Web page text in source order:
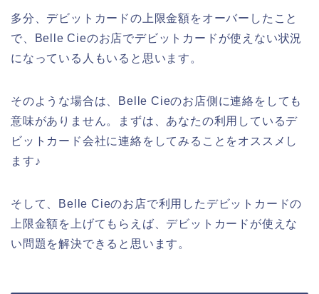
多分、デビットカードの上限金額をオーバーしたこと
で、Belle Cieのお店でデビットカードが使えない状況
になっている人もいると思います。
そのような場合は、Belle Cieのお店側に連絡をしても
意味がありません。まずは、あなたの利用しているデ
ビットカード会社に連絡をしてみることをオススメし
ます♪
そして、Belle Cieのお店で利用したデビットカードの
上限金額を上げてもらえば、デビットカードが使えな
い問題を解決できると思います。